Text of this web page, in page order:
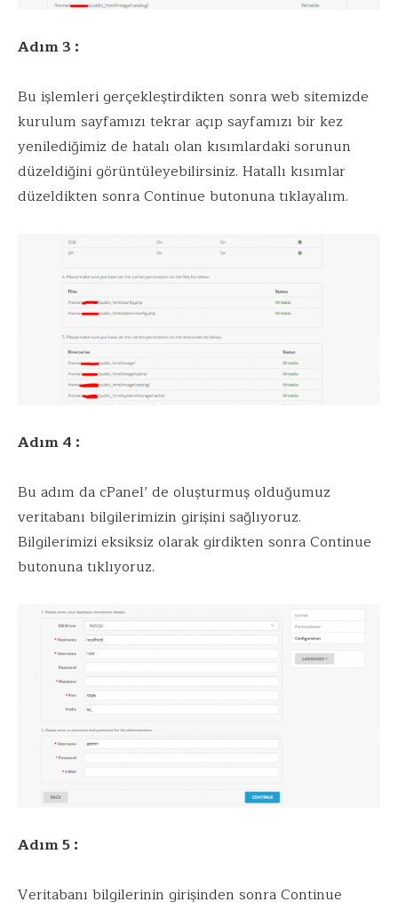
Adım 3 :
Bu işlemleri gerçekleştirdikten sonra web sitemizde
kurulum sayfamızı tekrar açıp sayfamızı bir kez
yenilediğimiz de hatalı olan kısımlardaki sorunun
düzeldiğini görüntüleyebilirsiniz. Hatallı kısımlar
düzeldikten sonra Continue butonuna tıklayalım.
Adım 4 :
Bu adım da cPanel’ de oluşturmuş olduğumuz
veritabanı bilgilerimizin girişini sağlıyoruz.
Bilgilerimizi eksiksiz olarak girdikten sonra Continue
butonuna tıklıyoruz.
Adım 5 :
Veritabanı bilgilerinin girişinden sonra Continue